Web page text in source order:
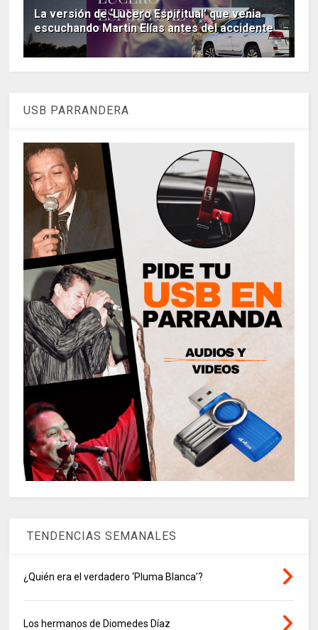
La versión de ‘Lucero Espiritual’ que venia
escuchando Martin Elías antes del accidente
USB PARRANDERA
TENDENCIAS SEMANALES
¿Quién era el verdadero ‘Pluma Blanca’?
Los hermanos de Diomedes Díaz